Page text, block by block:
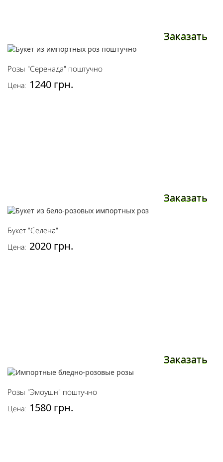
Заказать
Розы "Серенада" поштучно
Цена: 1240 грн.
Заказать
Букет "Селена"
Цена: 2020 грн.
Заказать
Розы "Эмоушн" поштучно
Цена: 1580 грн.